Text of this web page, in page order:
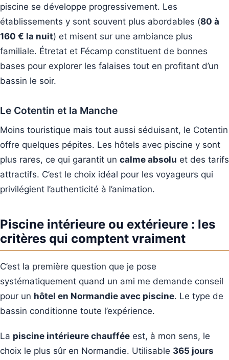
piscine se développe progressivement. Les
établissements y sont souvent plus abordables (80 à
160 € la nuit) et misent sur une ambiance plus
familiale. Étretat et Fécamp constituent de bonnes
bases pour explorer les falaises tout en profitant d’un
bassin le soir.
Le Cotentin et la Manche
Moins touristique mais tout aussi séduisant, le Cotentin
offre quelques pépites. Les hôtels avec piscine y sont
plus rares, ce qui garantit un calme absolu et des tarifs
attractifs. C’est le choix idéal pour les voyageurs qui
privilégient l’authenticité à l’animation.
Piscine intérieure ou extérieure : les
critères qui comptent vraiment
C’est la première question que je pose
systématiquement quand un ami me demande conseil
pour un hôtel en Normandie avec piscine. Le type de
bassin conditionne toute l’expérience.
La piscine intérieure chauffée est, à mon sens, le
choix le plus sûr en Normandie. Utilisable 365 jours